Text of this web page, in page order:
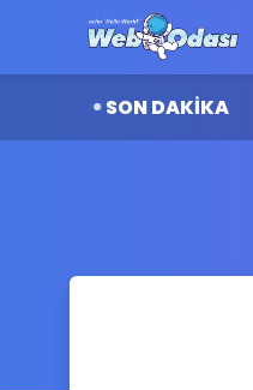
SON DAKİKA
Nasıl Planlanıyor?